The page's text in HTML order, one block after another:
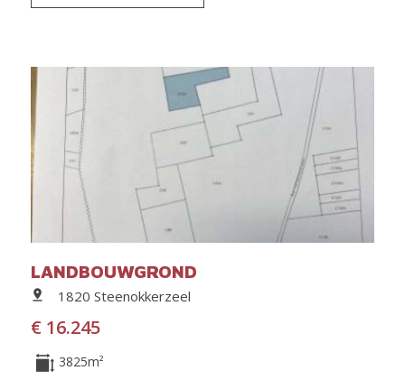
LANDBOUWGROND
1820 Steenokkerzeel
€ 16.245
3825m²